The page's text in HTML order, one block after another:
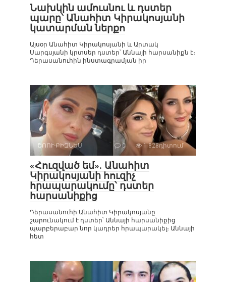
Նախկին ամուսնու և դստեր
պարը՝ Անահիտ Կիրակոսյանի
կատարման ներքո
Այսօր Անահիտ Կիրակոսյանի և Արտակ
Սարգսյանի կրտսեր դստեր՝ Աննայի հարսանիքն է։
Դերասանուհին ինստագրամյան իր
ՇՈՈՒ-ԲԻԶՆԵՍ 0 1 828դիտում
«Հուզված եմ». Անահիտ
Կիրակոսյանի հուզիչ
հրապարակումը՝ դստեր
հարսանիքից
Դերասանուհի Անահիտ Կիրակոսյանը
շարունակում է դստեր՝ Աննայի հարսանիքից
պարբերաբար նոր կադրեր հրապարակել։ Աննայի
հետ